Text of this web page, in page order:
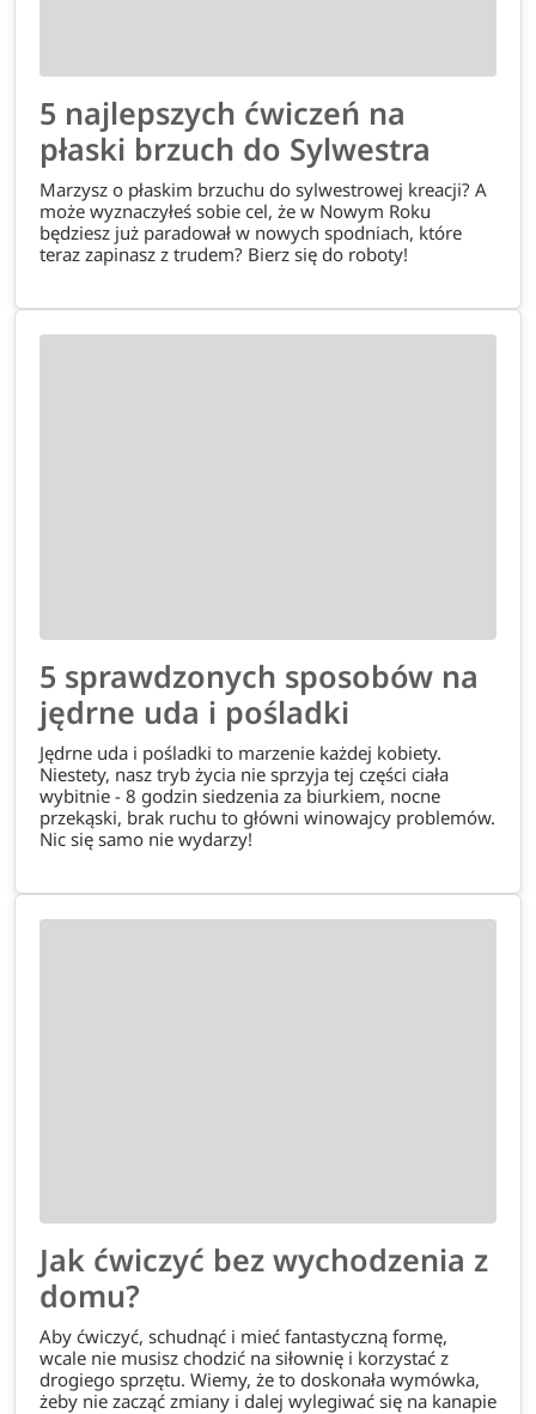
5 najlepszych ćwiczeń na
płaski brzuch do Sylwestra
Marzysz o płaskim brzuchu do sylwestrowej kreacji? A
może wyznaczyłeś sobie cel, że w Nowym Roku
będziesz już paradował w nowych spodniach, które
teraz zapinasz z trudem? Bierz się do roboty!
5 sprawdzonych sposobów na
jędrne uda i pośladki
Jędrne uda i pośladki to marzenie każdej kobiety.
Niestety, nasz tryb życia nie sprzyja tej części ciała
wybitnie - 8 godzin siedzenia za biurkiem, nocne
przekąski, brak ruchu to główni winowajcy problemów.
Nic się samo nie wydarzy!
Jak ćwiczyć bez wychodzenia z
domu?
Aby ćwiczyć, schudnąć i mieć fantastyczną formę,
wcale nie musisz chodzić na siłownię i korzystać z
drogiego sprzętu. Wiemy, że to doskonała wymówka,
żeby nie zacząć zmiany i dalej wylegiwać się na kanapie